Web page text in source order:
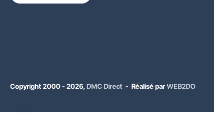
Copyright 2000 - 2026, DMC Direct - Réalisé parWEB2DO